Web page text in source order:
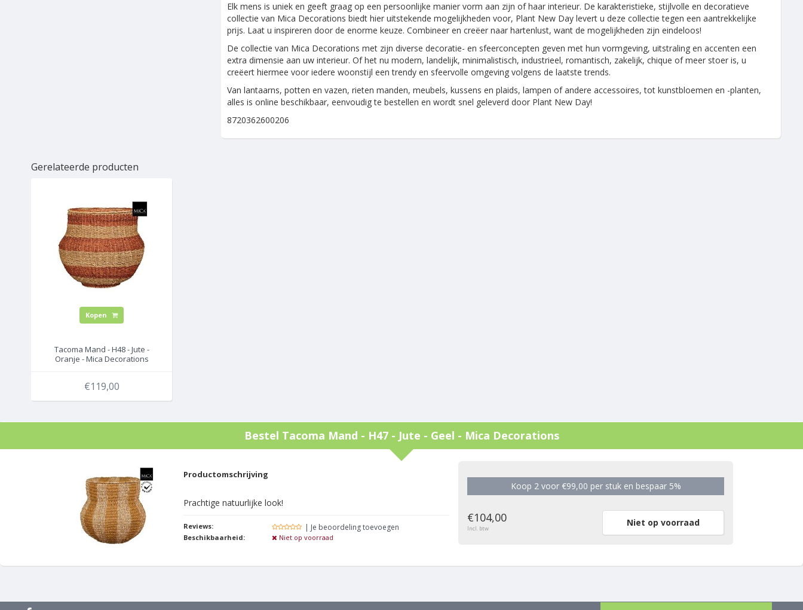
Elk mens is uniek en geeft graag op een persoonlijke manier vorm aan zijn of haar interieur. De karakteristieke, stijlvolle en decoratieve
collectie van Mica Decorations biedt hier uitstekende mogelijkheden voor, Plant New Day levert u deze collectie tegen een aantrekkelijke
prijs. Laat u inspireren door de enorme keuze. Combineer en creëer naar hartenlust, want de mogelijkheden zijn eindeloos!
De collectie van Mica Decorations met zijn diverse decoratie- en sfeerconcepten geven met hun vormgeving, uitstraling en accenten een
extra dimensie aan uw interieur. Of het nu modern, landelijk, minimalistisch, industrieel, romantisch, zakelijk, chique of meer stoer is, u
creëert hiermee voor iedere woonstijl een trendy en sfeervolle omgeving volgens de laatste trends.
Van lantaarns, potten en vazen, rieten manden, meubels, kussens en plaids, lampen of andere accessoires, tot kunstbloemen en -planten,
alles is online beschikbaar, eenvoudig te bestellen en wordt snel geleverd door Plant New Day!
8720362600206
Gerelateerde producten
Kopen
Tacoma Mand - H48 - Jute -
Oranje - Mica Decorations
€119,00
Bestel Tacoma Mand - H47 - Jute - Geel - Mica Decorations
Productomschrijving
Prachtige natuurlijke look!
Reviews: | Je beoordeling toevoegen
Beschikbaarheid: Niet op voorraad
Koop 2 voor €99,00 per stuk en bespaar 5%
€104,00
Incl. btw
Niet op voorraad